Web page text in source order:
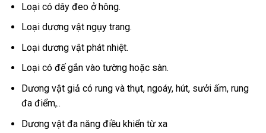
Loại có dây đeo ở hông.
Loại dương vật ngụy trang.
Loại dương vật phát nhiệt.
Loại có đế gắn vào tường hoặc sàn.
Dương vật giả có rung và thụt, ngoáy, hút, sưởi ấm, rung
đa điểm,..
Dương vật đa năng điều khiển từ xa